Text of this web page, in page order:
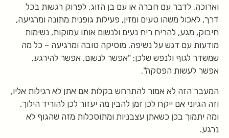
וארוכה, לדבר עם חברה או עם בן הזוג, לפרוק רגשות בכל
דרך, לאכול משהו טעים ומזין, פעילות גופנית מתונה ומרגיעה,
חיבוק, מגע, להריח ריח נעים ולנשום אותו עמוקות, נשימות
מודעות עם דגש על נשיפה. מוסיקה טובה ומרגיעה – כל מה
שמשדר לגוף ולנפש שלכן: "אפשר לנשום, אפשר להירגע,
אפשר לעשות הפסקה".
המעבר הזה לא אמור להתרחש בקלות אם אתן לא רגילות אליו,
וזה הגיוני אם ייקח לכן זמן להבין מה יעזור לכן להוריד הילוך,
ומה יתמוך בכן כשאתן עצבניות ומתוסכלות מזה שהגוף לא
נרגע.